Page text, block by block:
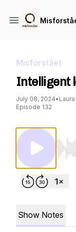
Misforstået
Intelligent
July 08, 2024•
Episode 132
Show Notes